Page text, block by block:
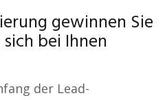
gewinnen Sie
bei Ihnen
der Lead-